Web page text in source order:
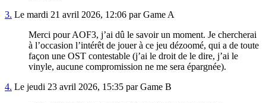
3. Le mardi 21 avril 2026, 12:06 par Game A
Merci pour AOF3, j’ai dû le savoir un moment. Je chercherai
à l’occasion l’intérêt de jouer à ce jeu dézoomé, qui a de toute
façon une OST contestable (j’ai le droit de le dire, j’ai le
vinyle, aucune compromission ne me sera épargnée).
4. Le jeudi 23 avril 2026, 15:35 par Game B